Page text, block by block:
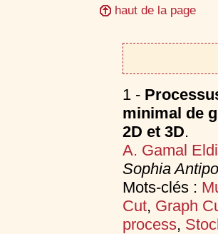
haut de la page
1 -
minimal de
2D et 3D.
A. Gamal
Sophia
Mots-clés :
Cut, Graph
process,